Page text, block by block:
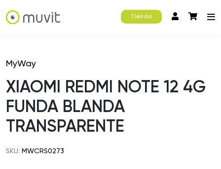
Tienda
MyWay
XIAOMI REDMI NOTE 12 4G
FUNDA BLANDA
TRANSPARENTE
SKU: MWCRS0273